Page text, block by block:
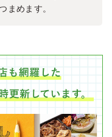
まめます。